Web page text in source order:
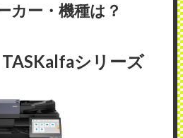
カー・機種は？
TASKalfaシリーズ